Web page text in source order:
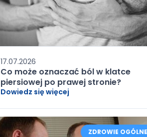
17.07.2026
Co może oznaczać ból w klatce
piersiowej po prawej stronie?
Dowiedz się więcej
ZDROWIE OGÓLNE